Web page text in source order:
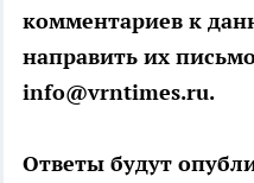
комментариев к
направить их
info@vrntimes.ru.
Ответы будут